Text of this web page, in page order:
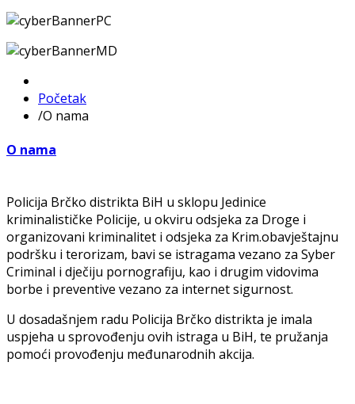
Početak
/O nama
O nama
Policija Brčko distrikta BiH u sklopu Jedinice
kriminalističke Policije, u okviru odsjeka za Droge i
organizovani kriminalitet i odsjeka za Krim.obavještajnu
podršku i terorizam, bavi se istragama vezano za Syber
Criminal i dječiju pornografiju, kao i drugim vidovima
borbe i preventive vezano za internet sigurnost.
U dosadašnjem radu Policija Brčko distrikta je imala
uspjeha u sprovođenju ovih istraga u BiH, te pružanja
pomoći provođenju međunarodnih akcija.